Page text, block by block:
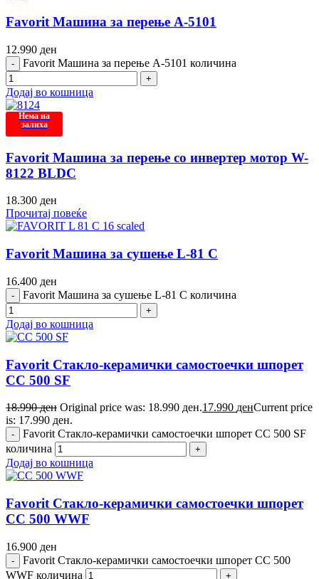
Favorit Машина за перење A-5101
12.990 ден
Favorit Машина за перење A-5101 количина
Додај во кошница
Нема на
залиха
Favorit Машина за перење со инвертер мотор W-
8122 BLDC
18.300 ден
Прочитај повеќе
Favorit Машина за сушење L-81 C
16.400 ден
Favorit Машина за сушење L-81 C количина
Додај во кошница
Favorit Стакло-керамички самостоечки шпорет
CC 500 SF
18.990ден Original price was: 18.990 ден.17.990 денCurrent price
is: 17.990 ден.
Favorit Стакло-керамички самостоечки шпорет CC 500 SF
количина
Додај во кошница
Favorit Стакло-керамички самостоечки шпорет
CC 500 WWF
16.900 ден
Favorit Стакло-керамички самостоечки шпорет CC 500
WWF количина